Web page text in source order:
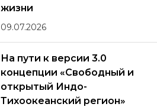
жизни
09.07.2026
На пути к версии 3.0
концепции «Свободный и
открытый Индо-
Тихоокеанский регион»